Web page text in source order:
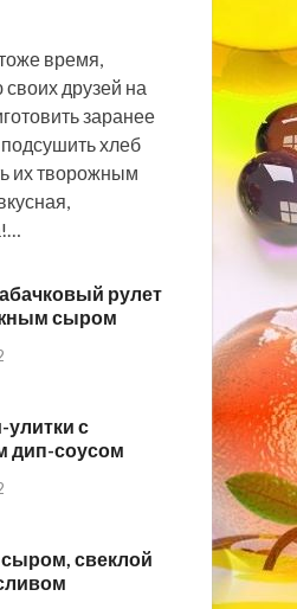
время,
своих друзей на
заранее
хлеб
их творожным
рулет
сыром
улитки с
дип-соусом
свеклой